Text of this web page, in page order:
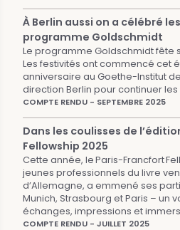
À Berlin aussi on a célébré
programme Goldschmidt
Le programme Goldschmidt fête
Les festivités ont commencé cet
anniversaire au Goethe-Institut
direction Berlin pour continuer
COMPTE RENDU - SEPTEMBRE 2025
Dans les coulisses de
Fellowship 2025
Cette année, le Paris-Francfort
jeunes professionnels du livre
d’Allemagne, a emmené ses
Munich, Strasbourg et Paris – un
échanges, impressions et
COMPTE RENDU - JUILLET 2025